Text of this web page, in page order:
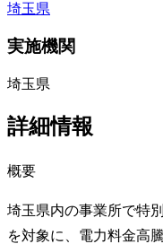
埼玉県
実施機関
埼玉県
詳細情報
概要
埼玉県内の事業所で特
を対象に、電力料金高